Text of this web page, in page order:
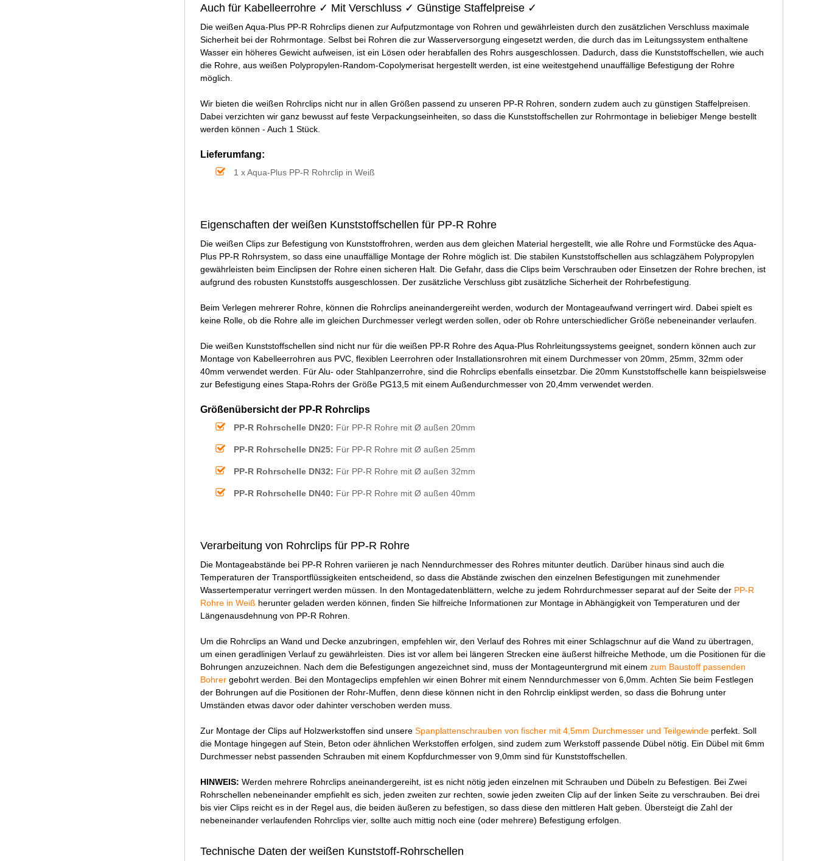
Auch für Kabelleerrohre ✓ Mit Verschluss ✓ Günstige Staffelpreise ✓
Die weißen Aqua-Plus PP-R Rohrclips dienen zur Aufputzmontage von Rohren und gewährleisten durch den zusätzlichen Verschluss maximale
Sicherheit bei der Rohrmontage. Selbst bei Rohren die zur Wasserversorgung eingesetzt werden, die durch das im Leitungssystem enthaltene
Wasser ein höheres Gewicht aufweisen, ist ein Lösen oder herabfallen des Rohrs ausgeschlossen. Dadurch, dass die Kunststoffschellen, wie auch
die Rohre, aus weißen Polypropylen-Random-Copolymerisat hergestellt werden, ist eine weitestgehend unauffällige Befestigung der Rohre
möglich.
Wir bieten die weißen Rohrclips nicht nur in allen Größen passend zu unseren PP-R Rohren, sondern zudem auch zu günstigen Staffelpreisen.
Dabei verzichten wir ganz bewusst auf feste Verpackungseinheiten, so dass die Kunststoffschellen zur Rohrmontage in beliebiger Menge bestellt
werden können - Auch 1 Stück.
Lieferumfang:
1 x Aqua-Plus PP-R Rohrclip in Weiß
Eigenschaften der weißen Kunststoffschellen für PP-R Rohre
Die weißen Clips zur Befestigung von Kunststoffrohren, werden aus dem gleichen Material hergestellt, wie alle Rohre und Formstücke des Aqua-
Plus PP-R Rohrsystem, so dass eine unauffällige Montage der Rohre möglich ist. Die stabilen Kunststoffschellen aus schlagzähem Polypropylen
gewährleisten beim Einclipsen der Rohre einen sicheren Halt. Die Gefahr, dass die Clips beim Verschrauben oder Einsetzen der Rohre brechen, ist
aufgrund des robusten Kunststoffs ausgeschlossen. Der zusätzliche Verschluss gibt zusätzliche Sicherheit der Rohrbefestigung.
Beim Verlegen mehrerer Rohre, können die Rohrclips aneinandergereiht werden, wodurch der Montageaufwand verringert wird. Dabei spielt es
keine Rolle, ob die Rohre alle im gleichen Durchmesser verlegt werden sollen, oder ob Rohre unterschiedlicher Größe nebeneinander verlaufen.
Die weißen Kunststoffschellen sind nicht nur für die weißen PP-R Rohre des Aqua-Plus Rohrleitungssystems geeignet, sondern können auch zur
Montage von Kabelleerrohren aus PVC, flexiblen Leerrohren oder Installationsrohren mit einem Durchmesser von 20mm, 25mm, 32mm oder
40mm verwendet werden. Für Alu- oder Stahlpanzerrohre, sind die Rohrclips ebenfalls einsetzbar. Die 20mm Kunststoffschelle kann beispielsweise
zur Befestigung eines Stapa-Rohrs der Größe PG13,5 mit einem Außendurchmesser von 20,4mm verwendet werden.
Größenübersicht der PP-R Rohrclips
PP-R Rohrschelle DN20: Für PP-R Rohre mit Ø außen 20mm
PP-R Rohrschelle DN25: Für PP-R Rohre mit Ø außen 25mm
PP-R Rohrschelle DN32: Für PP-R Rohre mit Ø außen 32mm
PP-R Rohrschelle DN40: Für PP-R Rohre mit Ø außen 40mm
Verarbeitung von Rohrclips für PP-R Rohre
Die Montageabstände bei PP-R Rohren variieren je nach Nenndurchmesser des Rohres mitunter deutlich. Darüber hinaus sind auch die
Temperaturen der Transportflüssigkeiten entscheidend, so dass die Abstände zwischen den einzelnen Befestigungen mit zunehmender
Wassertemperatur verringert werden müssen. In den Montagedatenblättern, welche zu jedem Rohrdurchmesser separat auf der Seite der PP-R
Rohre in Weiß herunter geladen werden können, finden Sie hilfreiche Informationen zur Montage in Abhängigkeit von Temperaturen und der
Längenausdehnung von PP-R Rohren.
Um die Rohrclips an Wand und Decke anzubringen, empfehlen wir, den Verlauf des Rohres mit einer Schlagschnur auf die Wand zu übertragen,
um einen geradlinigen Verlauf zu gewährleisten. Dies ist vor allem bei längeren Strecken eine äußerst hilfreiche Methode, um die Positionen für die
Bohrungen anzuzeichnen. Nach dem die Befestigungen angezeichnet sind, muss der Montageuntergrund mit einem zum Baustoff passenden
Bohrer gebohrt werden. Bei den Montageclips empfehlen wir einen Bohrer mit einem Nenndurchmesser von 6,0mm. Achten Sie beim Festlegen
der Bohrungen auf die Positionen der Rohr-Muffen, denn diese können nicht in den Rohrclip einklipst werden, so dass die Bohrung unter
Umständen etwas davor oder dahinter verschoben werden muss.
Zur Montage der Clips auf Holzwerkstoffen sind unsere Spanplattenschrauben von fischer mit 4,5mm Durchmesser und Teilgewinde perfekt. Soll
die Montage hingegen auf Stein, Beton oder ähnlichen Werkstoffen erfolgen, sind zudem zum Werkstoff passende Dübel nötig. Ein Dübel mit 6mm
Durchmesser nebst passenden Schrauben mit einem Kopfdurchmesser von 9,0mm sind für Kunststoffschellen.
HINWEIS: Werden mehrere Rohrclips aneinandergereiht, ist es nicht nötig jeden einzelnen mit Schrauben und Dübeln zu Befestigen. Bei Zwei
Rohrschellen nebeneinander empfiehlt es sich, jeden zweiten zur rechten, sowie jeden zweiten Clip auf der linken Seite zu verschrauben. Bei drei
bis vier Clips reicht es in der Regel aus, die beiden äußeren zu befestigen, so dass diese den mittleren Halt geben. Übersteigt die Zahl der
nebeneinander verlaufenden Rohrclips vier, sollte auch mittig noch eine (oder mehrere) Befestigung erfolgen.
Technische Daten der weißen Kunststoff-Rohrschellen